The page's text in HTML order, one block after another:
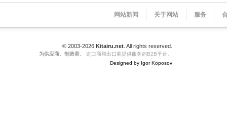
网站新闻 关于网站 服务
© 2003-2026 Kitairu.net . All rights reserved.
为供应商、制造商、
进口商和出口商提供服务的B2B平台。
Designed by Igor Koposov